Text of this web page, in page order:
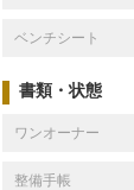
ベンチシート
書類・状態
ワンオーナー
整備手帳